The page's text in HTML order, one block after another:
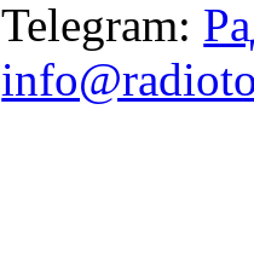
Telegram: